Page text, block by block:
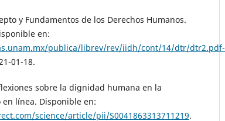
y Fundamentos de los Derechos Humanos.
en:
publica/librev/rev/iidh/cont/14/dtr/dtr2.pdf-
01-18.
sobre la dignidad humana en la
línea. Disponible en:
science/article/pii/S0041863313711219.